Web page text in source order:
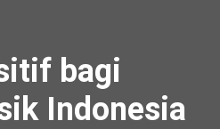
bagi
Indonesia